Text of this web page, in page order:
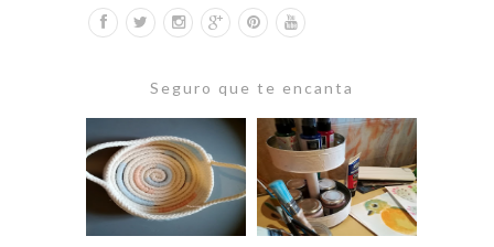
Seguro que te encanta